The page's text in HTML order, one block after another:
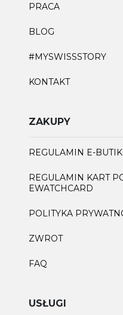
PRACA
BLOG
#MYSWISSSTORY
KONTAKT
ZAKUPY
REGULAMIN E-
REGULAMIN KART
EWATCHCARD
POLITYKA
ZWROT
FAQ
USŁUGI